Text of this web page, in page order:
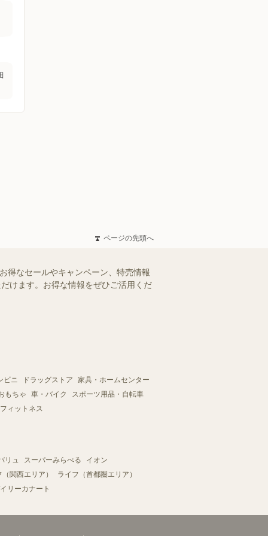
ページの先頭へ
得なセールやキャンペーン、特売情報
けます。お得な情報をぜひご活用くだ
ビニ ドラッグストア
家具・ホームセンター
もちゃ 車・バイク
スポーツ用品・自転車
ィットネス
リュ スーパーみらべる
イオン
関西エリア）
ライフ（首都圏エリア）
リーカナート